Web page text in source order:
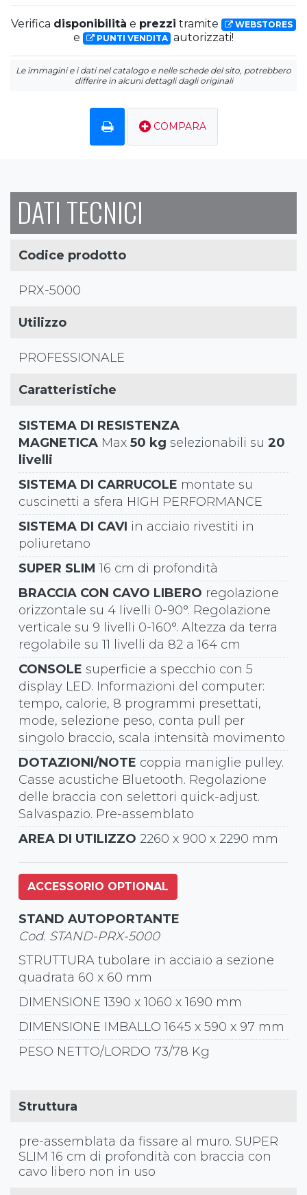
Verifica disponibilità e prezzi tramite WEBSTORES
e PUNTI VENDITA autorizzati!
Le immagini e i dati nel catalogo e nelle schede del sito, potrebbero
differire in alcuni dettagli dagli originali
COMPARA
DATI TECNICI
Codice prodotto
PRX-5000
Utilizzo
PROFESSIONALE
Caratteristiche
SISTEMA DI RESISTENZA
MAGNETICA Max 50 kg selezionabili su 20
livelli
SISTEMA DI CARRUCOLE montate su
cuscinetti a sfera HIGH PERFORMANCE
SISTEMA DI CAVI in acciaio rivestiti in
poliuretano
SUPER SLIM 16 cm di profondità
BRACCIA CON CAVO LIBERO regolazione
orizzontale su 4 livelli 0-90°. Regolazione
verticale su 9 livelli 0-160°. Altezza da terra
regolabile su 11 livelli da 82 a 164 cm
CONSOLE superficie a specchio con 5
display LED. Informazioni del computer:
tempo, calorie, 8 programmi presettati,
mode, selezione peso, conta pull per
singolo braccio, scala intensità movimento
DOTAZIONI/NOTE coppia maniglie pulley.
Casse acustiche Bluetooth. Regolazione
delle braccia con selettori quick-adjust.
Salvaspazio. Pre-assemblato
AREA DI UTILIZZO 2260 x 900 x 2290 mm
ACCESSORIO OPTIONAL
STAND AUTOPORTANTE
Cod. STAND-PRX-5000
STRUTTURA tubolare in acciaio a sezione
quadrata 60 x 60 mm
DIMENSIONE 1390 x 1060 x 1690 mm
DIMENSIONE IMBALLO 1645 x 590 x 97 mm
PESO NETTO/LORDO 73/78 Kg
Struttura
pre-assemblata da fissare al muro. SUPER
SLIM 16 cm di profondità con braccia con
cavo libero non in uso